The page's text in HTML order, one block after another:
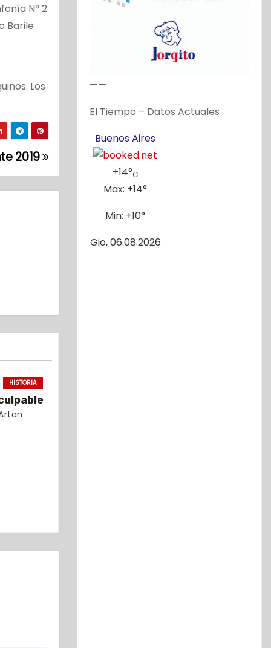
N° 2
Barile
Los
2019
HISTORIA
——
El Tiempo – Datos Actuales
Buenos Aires
+14°C
Max: +14°
Min: +10°
Gio, 06.08.2026